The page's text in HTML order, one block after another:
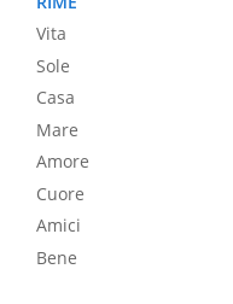
Vita
Sole
Casa
Mare
Amore
Cuore
Amici
Bene